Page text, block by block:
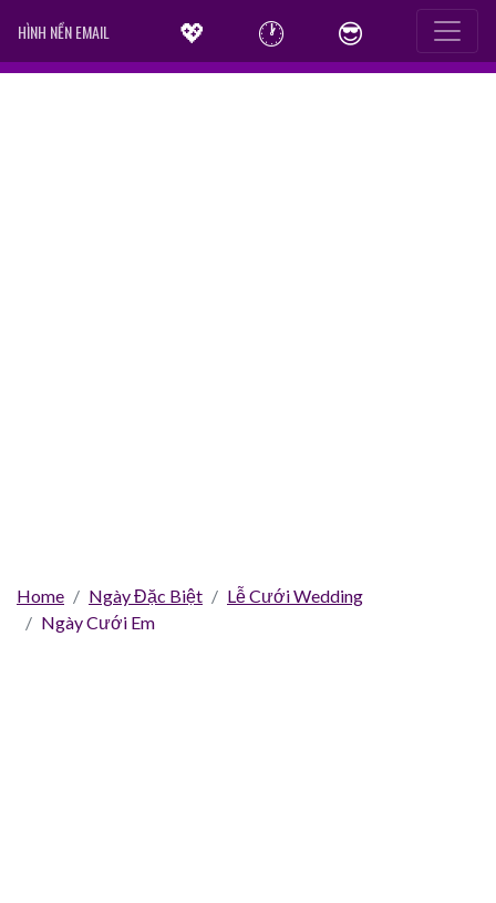
HÌNH NỀN EMAIL 💖 🕐 😎
Home Ngày Đặc Biệt
Lễ Cưới Wedding
Ngày Cưới Em